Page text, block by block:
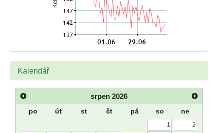
Kalendář
srpen 2026
po út st čt pá so ne
1
2